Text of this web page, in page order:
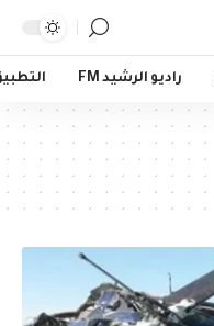
راديو الرشيد FM